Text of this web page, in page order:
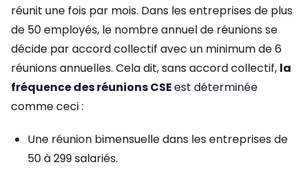
réunit une fois par mois. Dans les entreprises de plus
de 50 employés, le nombre annuel de réunions se
décide par accord collectif avec un minimum de 6
réunions annuelles. Cela dit, sans accord collectif, la
fréquence des réunions CSEest déterminée
comme ceci :
Une réunion bimensuelle dans les entreprises de
50 à 299 salariés.